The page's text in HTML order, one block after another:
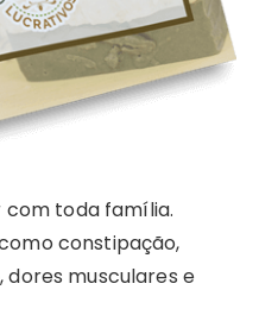
com toda família.
constipação,
dores musculares e